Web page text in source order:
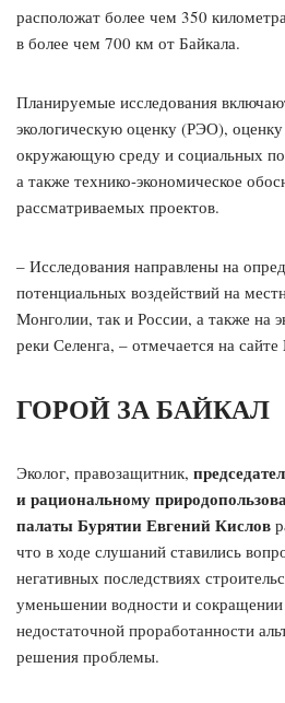
расположат более чем 350
в более чем 700 км от Байкала.
Планируемые исследования
экологическую оценку (РЭО), оценку
окружающую среду и социальных
а также технико-экономическое
рассматриваемых проектов.
– Исследования направлены на
потенциальных воздействий на
Монголии, так и России, а также на
реки Селенга, – отмечается на
ГОРОЙ ЗА БАЙКАЛ
Эколог, правозащитник,
и рациональному
палаты Бурятии Евгений Кислов
что в ходе слушаний ставились
негативных последствиях
уменьшении водности и
недостаточной проработанности
решения проблемы.